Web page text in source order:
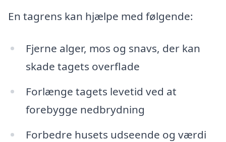
En tagrens kan hjælpe med følgende:
Fjerne alger, mos og snavs, der kan
skade tagets overflade
Forlænge tagets levetid ved at
forebygge nedbrydning
Forbedre husets udseende og værdi